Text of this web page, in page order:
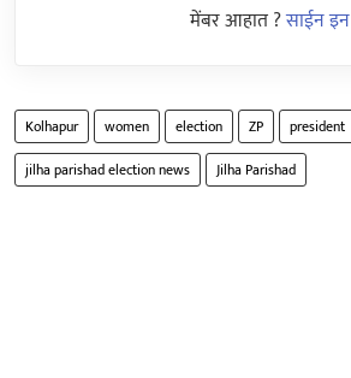
मेंबर आहात ?साईन इन
Kolhapur women election ZP
president
jilha parishad election news
Jilha Parishad